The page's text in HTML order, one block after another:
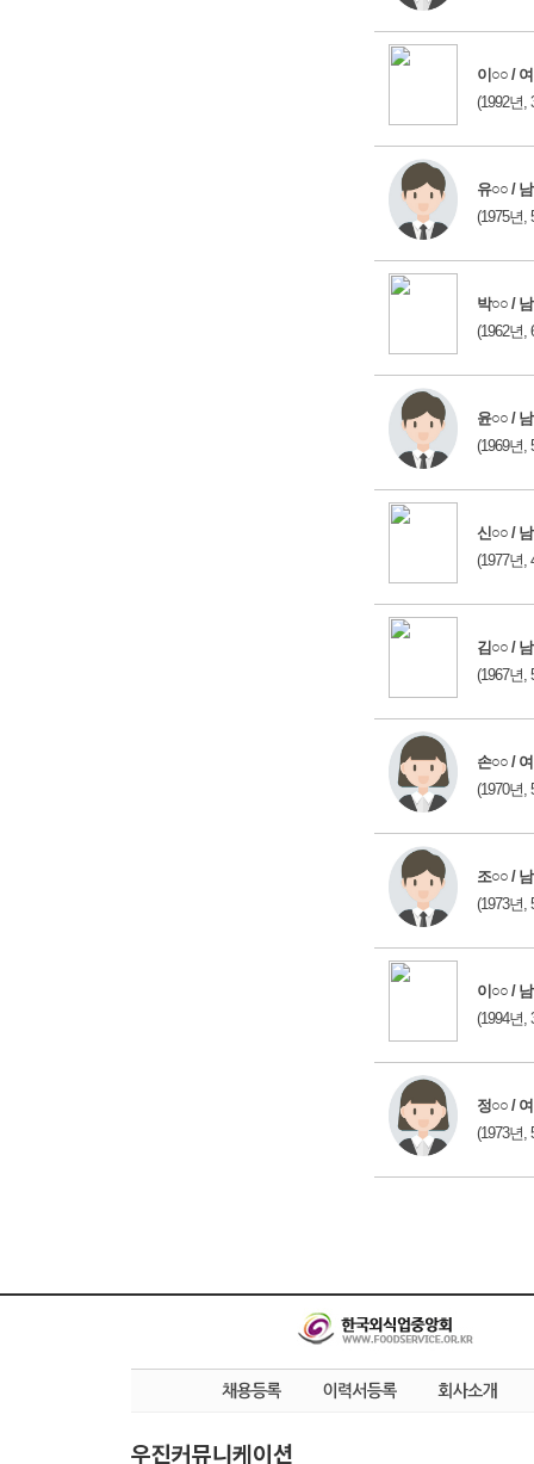
이○○ / 여
(1992년,
유○○ / 남
(1975년,
박○○ / 남
(1962년,
윤○○ / 남
(1969년,
신○○ / 남
(1977년,
김○○ / 남
(1967년,
손○○ / 여
(1970년,
조○○ / 남
(1973년,
이○○ / 남
(1994년,
정○○ / 여
(1973년,
우진커뮤니케이션